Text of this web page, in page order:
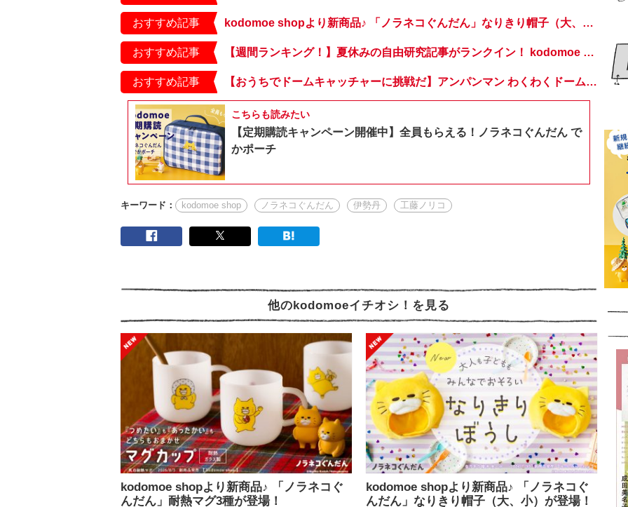
おすすめ記事 kodomoe shopより新商品♪ 「ノラネコぐんだん」なりきり帽子（大、小）が登場！
おすすめ記事 【週間ランキング！】夏休みの自由研究記事がランクイン！ kodomoe web 7月12日～18日の週間TOP5★
おすすめ記事 【おうちでドームキャッチャーに挑戦だ】アンパンマン わくわくドームキャッチャー
こちらも読みたい
【定期購読キャンペーン開催中】全員もらえる！ノラネコぐんだん で
かポーチ
キーワード： kodomoe shop ノラネコぐんだん 伊勢丹 工藤ノリコ
他のkodomoeイチオシ！を見る
kodomoe shopより新商品♪ 「ノラネコぐ
んだん」耐熱マグ3種が登場！
kodomoe shopより新商品♪ 「ノラネコぐ
んだん」なりきり帽子（大、小）が登場！